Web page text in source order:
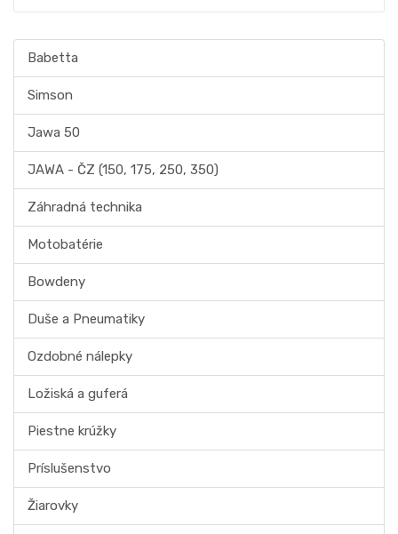
Babetta
Simson
Jawa 50
JAWA - ČZ (150, 175, 250, 350)
Záhradná technika
Motobatérie
Bowdeny
Duše a Pneumatiky
Ozdobné nálepky
Ložiská a guferá
Piestne krúžky
Príslušenstvo
Žiarovky